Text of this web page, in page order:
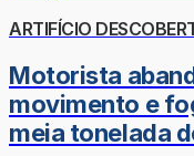
ARTIFÍCIO
Motorista
movimento e
meia tonelada